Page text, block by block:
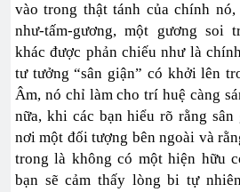
vào trong thật tánh của chính
như-tấm-gương, một gương soi
khác được phản chiếu như là
tư tưởng “sân giận” có khởi lên
Âm, nó chỉ làm cho trí huệ càng
nữa, khi các bạn hiểu rõ rằng
nơi một đối tượng bên ngoài và
trong là không có một hiện hữu
bạn sẽ cảm thấy lòng bi tự